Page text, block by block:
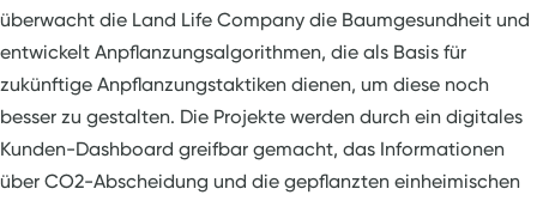
überwacht die Land Life Company die Baumgesundheit und
entwickelt Anpflanzungsalgorithmen, die als Basis für
zukünftige Anpflanzungstaktiken dienen, um diese noch
besser zu gestalten. Die Projekte werden durch ein digitales
Kunden-Dashboard greifbar gemacht, das Informationen
über CO2-Abscheidung und die gepflanzten einheimischen